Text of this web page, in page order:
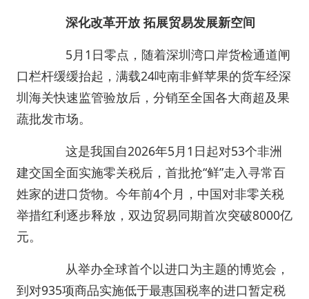
深化改革开放 拓展贸易发展新空间
5月1日零点，随着深圳湾口岸货检通道闸
口栏杆缓缓抬起，满载24吨南非鲜苹果的货车经深
圳海关快速监管验放后，分销至全国各大商超及果
蔬批发市场。
这是我国自2026年5月1日起对53个非洲
建交国全面实施零关税后，首批抢“鲜”走入寻常百
姓家的进口货物。今年前4个月，中国对非零关税
举措红利逐步释放，双边贸易同期首次突破8000亿
元。
从举办全球首个以进口为主题的博览会，
到对935项商品实施低于最惠国税率的进口暂定税